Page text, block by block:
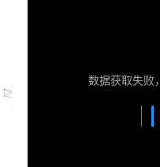
数据获取失败